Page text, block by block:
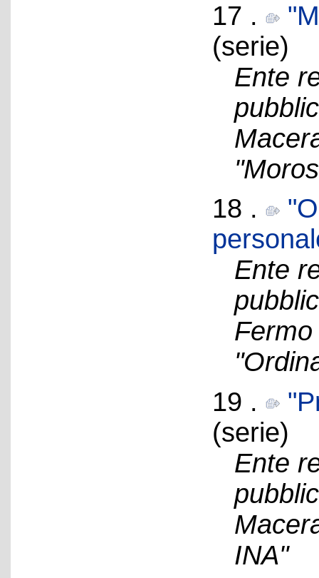
17 .
(serie)
Ente
18 .
Ente
19 .
(serie)
Ente
INA"